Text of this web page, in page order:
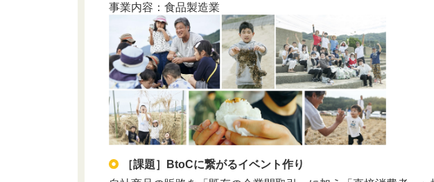
事業内容：食品製造業
［課題］BtoCに繋がるイベント作り